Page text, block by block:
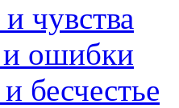
чувства
ошибки
бесчестье